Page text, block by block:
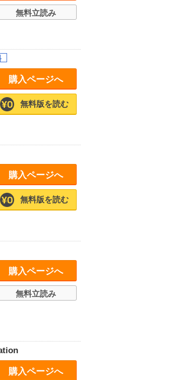
無料立読み
購入ページへ
無料版を読む
購入ページへ
無料版を読む
購入ページへ
無料立読み
購入ページへ